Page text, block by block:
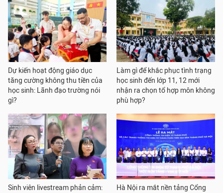
Dự kiến hoạt động giáo dục
tăng cường không thu tiền của
học sinh: Lãnh đạo trường nói
gì?
Làm gì để khắc phục tình trạng
học sinh đến lớp 11, 12 mới
nhận ra chọn tổ hợp môn không
phù hợp?
Sinh viên livestream phản cảm:
Hà Nội ra mắt nền tảng Cổng